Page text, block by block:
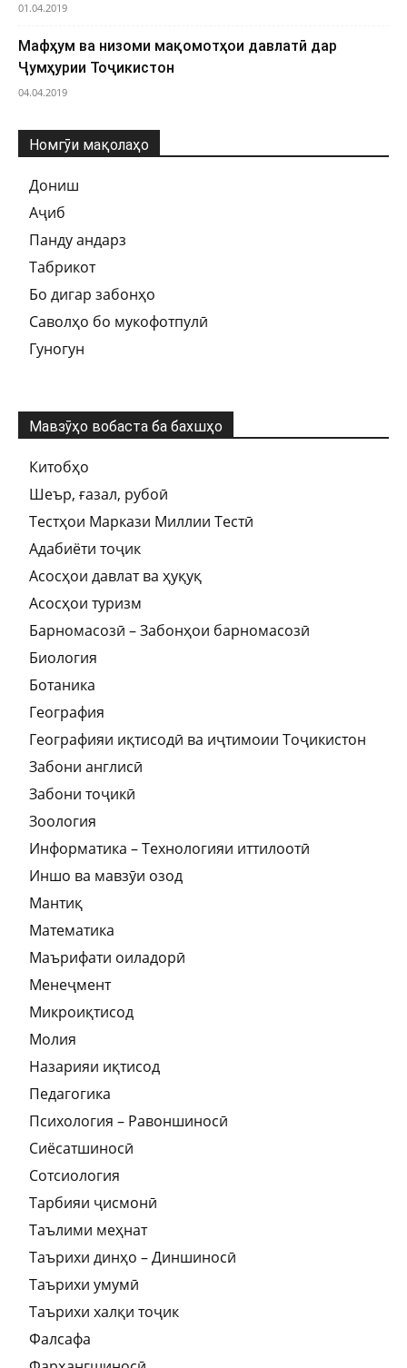
01.04.2019
Мафҳум ва низоми мақомотҳои давлатӣ дар
Ҷумҳурии Тоҷикистон
04.04.2019
Номгӯи мақолаҳо
Дониш
Аҷиб
Панду андарз
Табрикот
Бо дигар забонҳо
Саволҳо бо мукофотпулӣ
Гуногун
Мавзӯҳо вобаста ба бахшҳо
Китобҳо
Шеър, ғазал, рубоӣ
Тестҳои Маркази Миллии Тестӣ
Адабиёти тоҷик
Асосҳои давлат ва ҳуқуқ
Асосҳои туризм
Барномасозӣ – Забонҳои барномасозӣ
Биология
Ботаника
География
Географияи иқтисодӣ ва иҷтимоии Тоҷикистон
Забони англисӣ
Забони тоҷикӣ
Зоология
Информатика – Технологияи иттилоотӣ
Иншо ва мавзӯи озод
Мантиқ
Математика
Маърифати оиладорӣ
Менеҷмент
Микроиқтисод
Молия
Назарияи иқтисод
Педагогика
Психология – Равоншиносӣ
Сиёсатшиносӣ
Сотсиология
Тарбияи ҷисмонӣ
Таълими меҳнат
Таърихи динҳо – Диншиносӣ
Таърихи умумӣ
Таърихи халқи тоҷик
Фалсафа